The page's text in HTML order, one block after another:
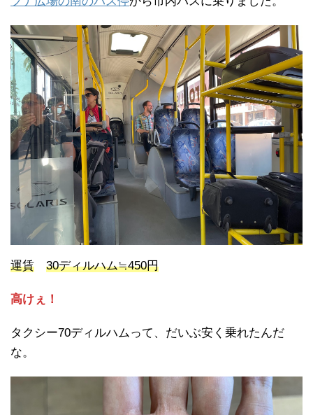
運賃 30ディルハム≒450円
高けぇ！
タクシー70ディルハムって、だいぶ安く乗れたんだ
な。